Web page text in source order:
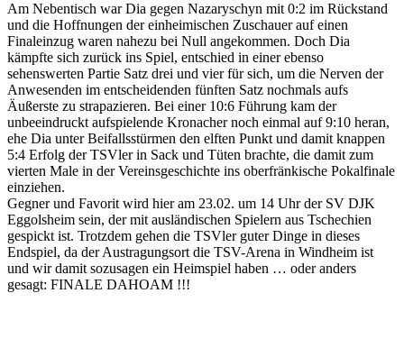
Am Nebentisch war Dia gegen Nazaryschyn mit 0:2 im Rückstand
und die Hoffnungen der einheimischen Zuschauer auf einen
Finaleinzug waren nahezu bei Null angekommen. Doch Dia
kämpfte sich zurück ins Spiel, entschied in einer ebenso
sehenswerten Partie Satz drei und vier für sich, um die Nerven der
Anwesenden im entscheidenden fünften Satz nochmals aufs
Äußerste zu strapazieren. Bei einer 10:6 Führung kam der
unbeeindruckt aufspielende Kronacher noch einmal auf 9:10 heran,
ehe Dia unter Beifallsstürmen den elften Punkt und damit knappen
5:4 Erfolg der TSVler in Sack und Tüten brachte, die damit zum
vierten Male in der Vereinsgeschichte ins oberfränkische Pokalfinale
einziehen.
Gegner und Favorit wird hier am 23.02. um 14 Uhr der SV DJK
Eggolsheim sein, der mit ausländischen Spielern aus Tschechien
gespickt ist. Trotzdem gehen die TSVler guter Dinge in dieses
Endspiel, da der Austragungsort die TSV-Arena in Windheim ist
und wir damit sozusagen ein Heimspiel haben … oder anders
gesagt: FINALE DAHOAM !!!